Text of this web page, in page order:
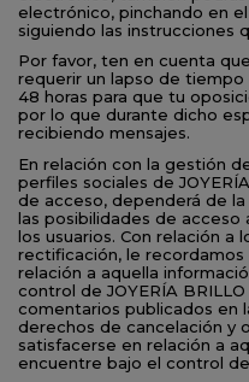
electrónico, pinchando en
siguiendo las instrucciones
Por favor, ten en cuenta
requerir un lapso de tiempo
48 horas para que tu
por lo que durante dicho
recibiendo mensajes.
En relación con la gestión
perfiles sociales de
de acceso, dependerá de
las posibilidades de acceso
los usuarios. Con relación a
rectificación, le
relación a aquella
control de JOYERÍA
comentarios publicados en
derechos de cancelación y
satisfacerse en relación a
encuentre bajo el control de